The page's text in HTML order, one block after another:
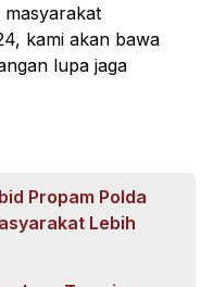
masyarakat
kami akan bawa
lupa jaga
Propam Polda
Lebih